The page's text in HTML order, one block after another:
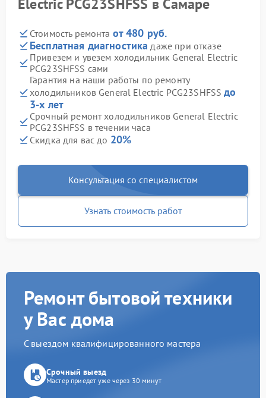
Electric PCG23SHFSS в Самаре
Стоимость ремонта от 480 руб.
Бесплатная диагностика даже при отказе
Привезем и увезем холодильник General Electric
PCG23SHFSS сами
Гарантия на наши работы по ремонту
холодильников General Electric PCG23SHFSSдо
3-х лет
Срочный ремонт холодильников General Electric
PCG23SHFSS в течении часа
Скидка для вас до 20%
Консультация со специалистом
Узнать стоимость работ
Ремонт бытовой техники
у Вас дома
С выездом квалифицированного мастера
Срочный выезд
Мастер приедет уже через 30 минут